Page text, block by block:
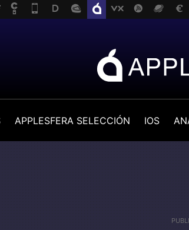
APPLESFERA SELECCIÓN IOS